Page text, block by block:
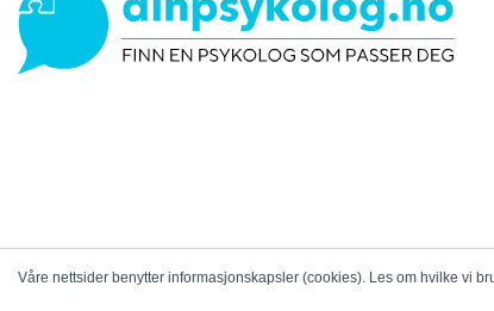
Våre nettsider benytter informasjonskapsler (cookies). Les om hvilke vi